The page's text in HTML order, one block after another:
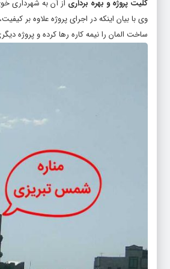
کلیت پروژه و بهره برداری از آن به شهرداری
وی با بیان اینکه در اجرای پروژه علاوه بر
ساخت المان را نیمه کاره رها کرده و پروژه